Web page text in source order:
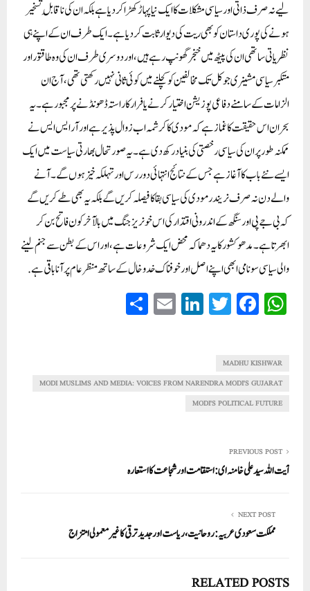
لیے نہ صرف ذاتی اور سیاسی مشکلات کا ایک نیا پہاڑ کھڑا کر دیا ہے بلکہ ان کی ناقابلِ تسخیر
ہونے کی پوری داستان کو بھی ریت کی دیوار ثابت کر دیا ہے۔ ایک طرف ان کے اپنے ہی
نظریاتی ساتھی ان کی پیٹھ میں خنجر گھونپ رہے ہیں، اور دوسری طرف ان کی وہ طاقتور اور
متکبر سیاسی مشینری جو کل تک مخالفین کو کچلنے میں کوئی ثانی نہیں رکھتی تھی، آج ان
الزامات کے سامنے دفاعی پوزیشن اختیار کرنے یا فرار کا راستہ ڈھونڈنے پر مجبور ہے۔ یہ
بحران اس حقیقت کا غماز ہے کہ مودی کا کرشمہ اب زوال پذیر ہے اور آر ایس ایس نے
ممکنہ طور پر ان کی سیاسی رخصتی کی بنیاد رکھ دی ہے۔ یہ صورتحال بھارتی سیاست میں ایک
ایسے نئے باب کا آغاز ہے جس کے نتائج انتہائی دور رس اور تہلکہ خیز ہوں گے۔ آنے
والے دن نہ صرف نریندر مودی کی سیاسی بقا کا فیصلہ کریں گے بلکہ یہ بھی طے کریں گے
کہ بی جے پی اور سنگھ کے اندرونی اقتدار کی اس خونریز جنگ میں بالآخر کون فاتح بن کر
ابھرتا ہے۔ مدھو کشور کا یہ دھماکہ محض ایک شروعات ہے، اور اس کے بطن سے جنم لینے
والی سیاسی سونامی ابھی اپنے اصل اور خوفناک خدوخال کے ساتھ منظر عام پر آنا باقی ہے.
W
ha
A
pp
Fa
ce
ok
T
wi
Li
nk
E
m
MADHU KISHWAR
MODI MUSLIMS AND MEDIA: VOICES FROM NARENDRA MODI'S GUJARAT
MODI'S POLITICAL FUTURE
PREVIOUS POST
آیت اللہ سید علی خامنہ ای: استقامت اور شجاعت کا استعارہ
NEXT POST
مملکت سعودی عربیہ: روحانیت، ریاست اور جدید ترقی کا غیر معمولی امتزاج
RELATED POSTS